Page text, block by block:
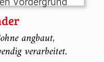
angbaut,
verarbeitet.